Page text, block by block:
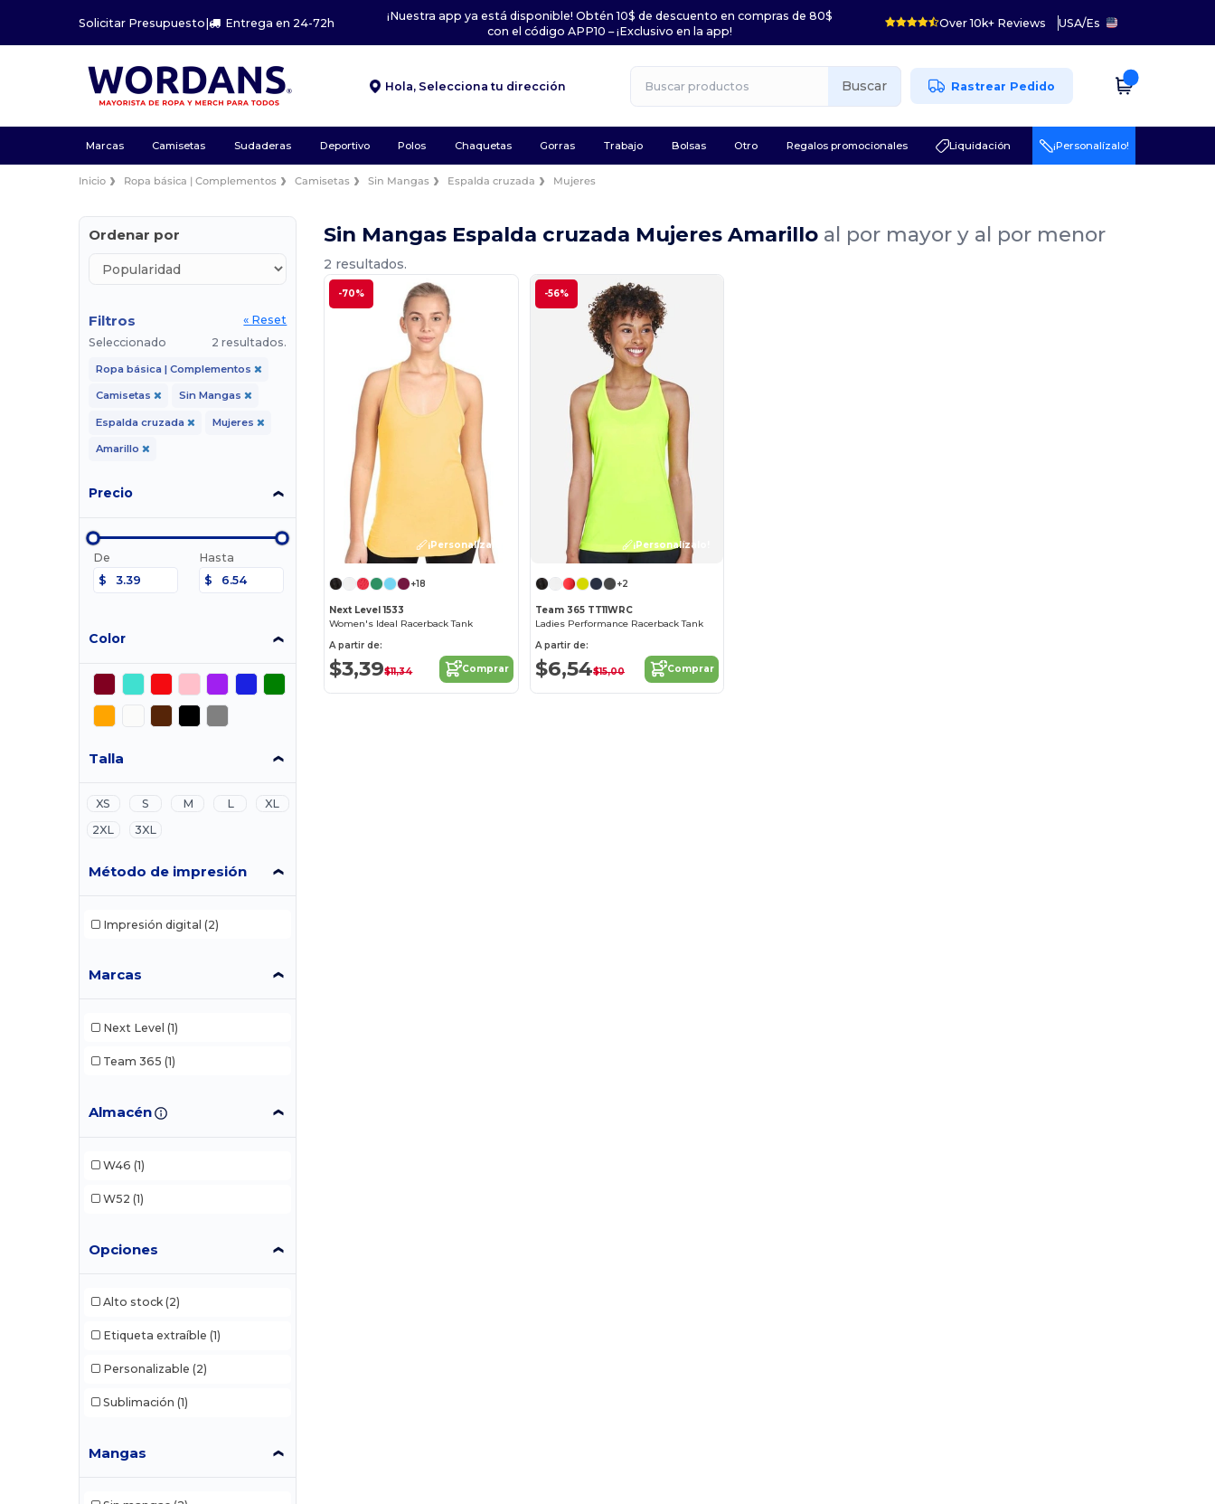
Solicitar Presupuesto| Entrega en 24-72h
¡Nuestra app ya está disponible! Obtén 10$ de descuento en compras de 80$
con el código APP10 – ¡Exclusivo en la app!
Over 10k+ Reviews USA/Es
Hola, Selecciona tu dirección Buscar Rastrear Pedido
Marcas Camisetas Sudaderas Deportivo Polos Chaquetas Gorras Trabajo Bolsas Otro Regalos promocionales Liquidación ¡Personalízalo!
Inicio Ropa básica | Complementos Camisetas Sin Mangas Espalda cruzada Mujeres
Ordenar por
Filtros
« Reset
Seleccionado
2 resultados.
Ropa básica | Complementos
Camisetas Sin Mangas
Espalda cruzada Mujeres
Amarillo
Precio
De
$
Hasta
$
Color
Talla
XS S M L
XL
2XL
3XL
Método de impresión
Impresión digital (2)
Marcas
Next Level (1)
Team 365 (1)
Almacén
W46 (1)
W52 (1)
Opciones
Alto stock (2)
Etiqueta extraíble (1)
Personalizable (2)
Sublimación (1)
Mangas
Sin Mangas Espalda cruzada Mujeres Amarillo al por mayor y al por menor
2 resultados.
-70%
¡Personalízalo!
+18
Next Level 1533
Women's Ideal Racerback Tank
A partir de:
$3,39$11,34 Comprar
-56%
¡Personalízalo!
+2
Team 365 TT11WRC
Ladies Performance Racerback Tank
A partir de:
$6,54$15,00 Comprar